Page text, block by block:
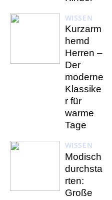
WISSEN
Kurzarm
hemd
Herren –
Der
moderne
Klassike
r für
warme
Tage
WISSEN
Modisch
durchsta
rten:
Große